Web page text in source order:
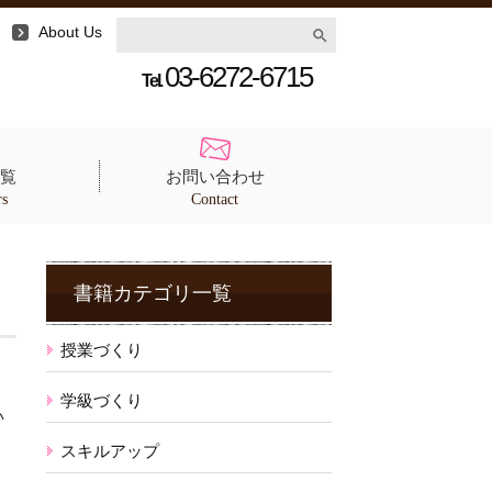
About Us
Tel. 03-6272-6715
お問い合わせ
Contact
書籍カテゴリ一覧
授業づくり
学級づくり
スキルアップ